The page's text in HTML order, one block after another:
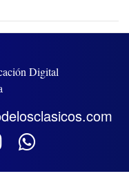
Digital